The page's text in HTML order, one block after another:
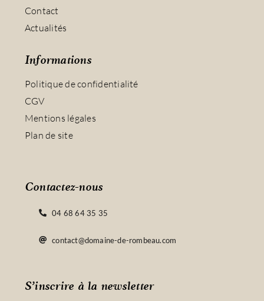
Contact
Actualités
Informations
Politique de confidentialité
CGV
Mentions légales
Plan de site
S’inscrire à la newsletter
Contactez-nous
04 68 64 35 35
contact@domaine-de-rombeau.com